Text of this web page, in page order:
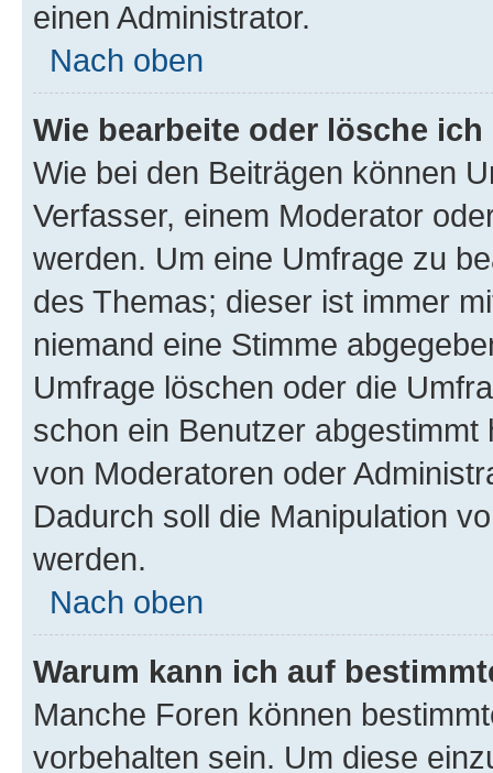
einen Administrator.
Nach oben
Wie bearbeite oder lösche
Wie bei den Beiträgen können
Verfasser, einem Moderator
werden. Um eine Umfrage zu
des Themas; dieser ist immer
niemand eine Stimme
Umfrage löschen oder die
schon ein Benutzer
von Moderatoren oder
Dadurch soll die Manipulation
werden.
Nach oben
Warum kann ich auf
Manche Foren können
vorbehalten sein. Um diese